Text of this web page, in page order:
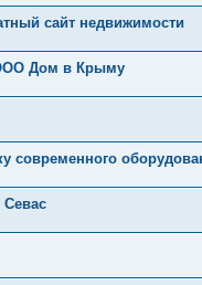
сайт недвижимости
Дом в Крыму
современного
Севас